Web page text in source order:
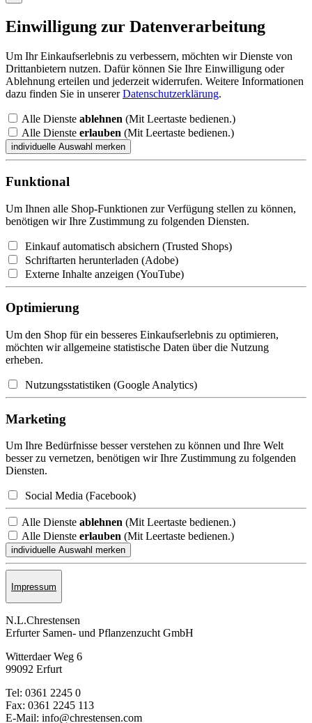
Einwilligung zur Datenverarbeitung
Um Ihr Einkaufserlebnis zu verbessern, möchten wir Dienste von
Drittanbietern nutzen. Dafür können Sie Ihre Einwilligung oder
Ablehnung erteilen und jederzeit widerrufen. Weitere Informationen
dazu finden Sie in unsererDatenschutzerklärung.
Alle Dienste ablehnen (Mit Leertaste bedienen.)
Alle Dienste erlauben (Mit Leertaste bedienen.)
Funktional
Um Ihnen alle Shop-Funktionen zur Verfügung stellen zu können,
benötigen wir Ihre Zustimmung zu folgenden Diensten.
Einkauf automatisch absichern (Trusted Shops)
Schriftarten herunterladen (Adobe)
Externe Inhalte anzeigen (YouTube)
Optimierung
Um den Shop für ein besseres Einkaufserlebnis zu optimieren,
möchten wir allgemeine statistische Daten über die Nutzung
erheben.
Nutzungsstatistiken (Google Analytics)
Marketing
Um Ihre Bedürfnisse besser verstehen zu können und Ihre Welt
besser zu vernetzen, benötigen wir Ihre Zustimmung zu folgenden
Diensten.
Social Media (Facebook)
Alle Dienste ablehnen (Mit Leertaste bedienen.)
Alle Dienste erlauben (Mit Leertaste bedienen.)
Impressum
N.L.Chrestensen
Erfurter Samen- und Pflanzen­zucht GmbH
Witterdaer Weg 6
99092 Erfurt
Tel: 0361 2245 0
Fax: 0361 2245 113
E-Mail: info@chrestensen.com